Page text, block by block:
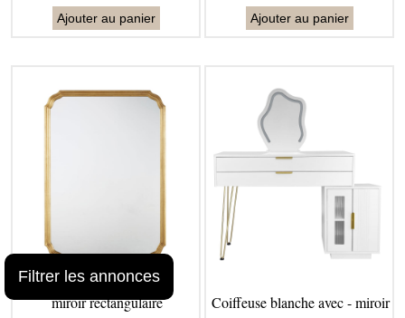
Ajouter au panier Ajouter au panier
miroir rectangulaire Coiffeuse blanche avec - miroir
Filtrer les annonces